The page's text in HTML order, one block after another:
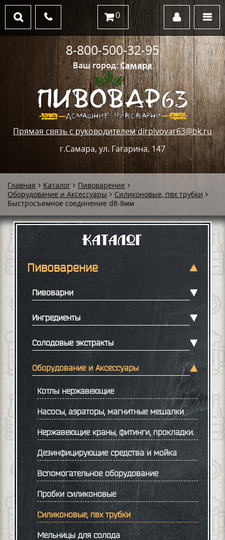
Ваш город:Самара
Прямая связь с руководителем dirpivovar63@bk.ru
г.Самара, ул. Гагарина, 147
8-800-500-32-95
0
Главная Каталог
Пивоварение
Оборудование и Аксессуары
Силиконовые, пвх трубки
Быстросъемное соединение d8-8мм
Каталог
Пивоварение
Пивоварни
Ингредиенты
Солодовые экстракты
Оборудование и Аксессуары
Котлы нержавеющие
Насосы, аэраторы, магнитные мешалки
Нержавеющие краны, фитинги, прокладки.
Дезинфицирующие средства и мойка
Вспомогательное оборудование
Пробки силиконовые
Силиконовые, пвх трубки
Мельницы для солода